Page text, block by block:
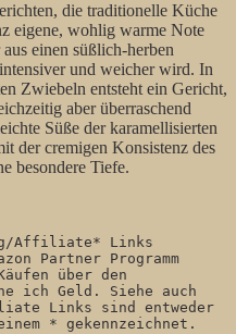
die traditionelle Küche
eigene, wohlig warme Note
einen süßlich-herben
und weicher wird. In
Zwiebeln entsteht ein Gericht,
aber überraschend
Süße der karamellisierten
der cremigen Konsistenz des
besondere Tiefe.
Affiliate* Links
Partner Programm
über den
ich Geld. Siehe auch
Links sind entweder
* gekennzeichnet.